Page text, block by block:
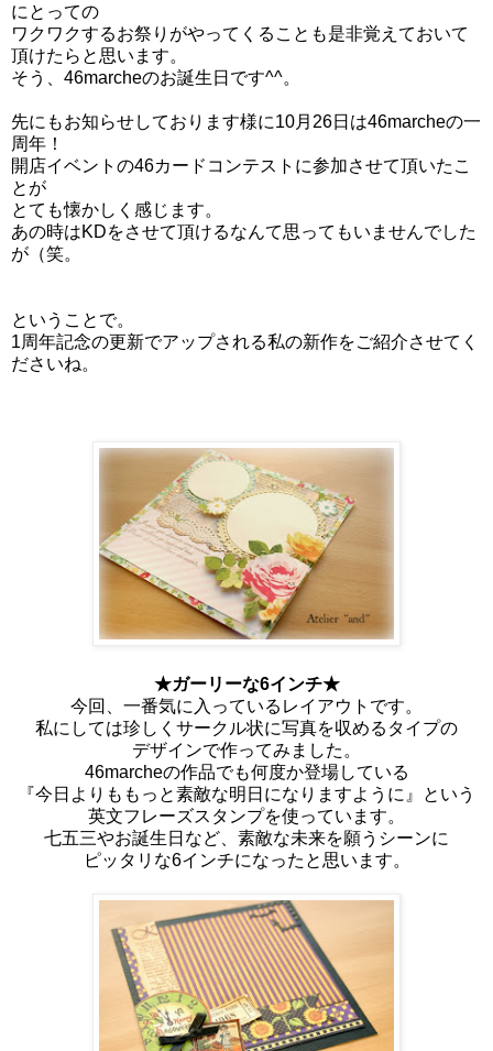
にとっての
ワクワクするお祭りがやってくることも是非覚えておいて
頂けたらと思います。
そう、46marcheのお誕生日です^^。
先にもお知らせしております様に10月26日は46marcheの一
周年！
開店イベントの46カードコンテストに参加させて頂いたこ
とが
とても懐かしく感じます。
あの時はKDをさせて頂けるなんて思ってもいませんでした
が（笑。
ということで。
1周年記念の更新でアップされる私の新作をご紹介させてく
ださいね。
★ガーリーな6インチ★
今回、一番気に入っているレイアウトです。
私にしては珍しくサークル状に写真を収めるタイプの
デザインで作ってみました。
46marcheの作品でも何度か登場している
『今日よりももっと素敵な明日になりますように』という
英文フレーズスタンプを使っています。
七五三やお誕生日など、素敵な未来を願うシーンに
ピッタリな6インチになったと思います。